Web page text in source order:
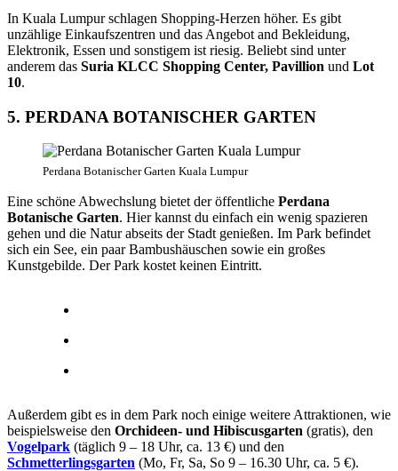
In Kuala Lumpur schlagen Shopping-Herzen höher. Es gibt
unzählige Einkaufszentren und das Angebot and Bekleidung,
Elektronik, Essen und sonstigem ist riesig. Beliebt sind unter
anderem das Suria KLCC Shopping Center, Pavillion und Lot
10.
5. PERDANA BOTANISCHER GARTEN
Perdana Botanischer Garten Kuala Lumpur
Eine schöne Abwechslung bietet der öffentliche Perdana
Botanische Garten. Hier kannst du einfach ein wenig spazieren
gehen und die Natur abseits der Stadt genießen. Im Park befindet
sich ein See, ein paar Bambushäuschen sowie ein großes
Kunstgebilde. Der Park kostet keinen Eintritt.
Außerdem gibt es in dem Park noch einige weitere Attraktionen, wie
beispielsweise den Orchideen- und Hibiscusgarten (gratis), den
Vogelpark (täglich 9 – 18 Uhr, ca. 13 €) und den
Schmetterlingsgarten (Mo, Fr, Sa, So 9 – 16.30 Uhr, ca. 5 €).